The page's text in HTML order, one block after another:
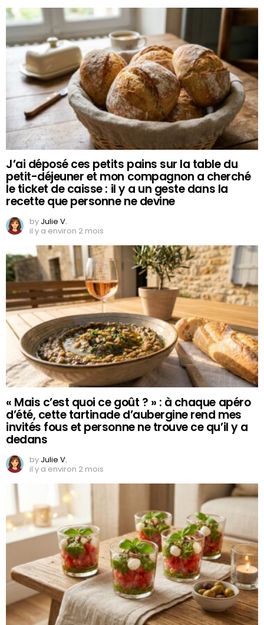
J’ai déposé ces petits pains sur la table du
petit-déjeuner et mon compagnon a cherché
le ticket de caisse : il y a un geste dans la
recette que personne ne devine
by Julie V.
il y a environ 2 mois
« Mais c’est quoi ce goût ? » : à chaque apéro
d’été, cette tartinade d’aubergine rend mes
invités fous et personne ne trouve ce qu’il y a
dedans
by Julie V.
il y a environ 2 mois